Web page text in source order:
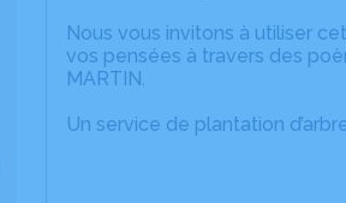
Nous vous invitons à utiliser
vos pensées à travers des
MARTIN.
Un service de plantation